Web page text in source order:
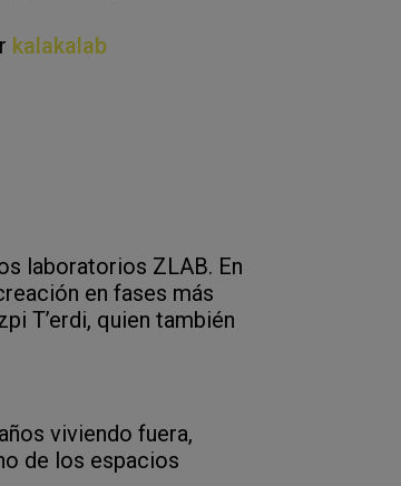
kalakalab
laboratorios ZLAB. En
en fases más
T’erdi, quien también
viviendo fuera,
de los espacios